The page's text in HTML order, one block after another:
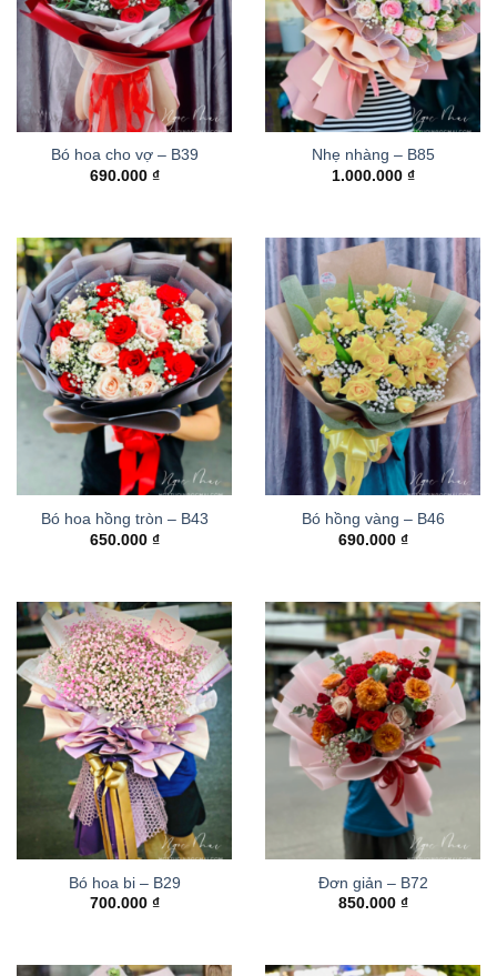
Bó hoa cho vợ – B39
690.000 ₫
Nhẹ nhàng – B85
1.000.000 ₫
Bó hoa hồng tròn – B43
650.000 ₫
Bó hồng vàng – B46
690.000 ₫
Bó hoa bi – B29
700.000 ₫
Đơn giản – B72
850.000 ₫